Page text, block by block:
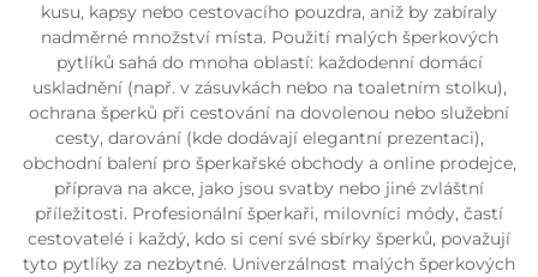
kusu, kapsy nebo cestovacího pouzdra, aniž by zabíraly
nadměrné množství místa. Použití malých šperkových
pytlíků sahá do mnoha oblastí: každodenní domácí
uskladnění (např. v zásuvkách nebo na toaletním stolku),
ochrana šperků při cestování na dovolenou nebo služební
cesty, darování (kde dodávají elegantní prezentaci),
obchodní balení pro šperkařské obchody a online prodejce,
příprava na akce, jako jsou svatby nebo jiné zvláštní
příležitosti. Profesionální šperkaři, milovníci módy, častí
cestovatelé i každý, kdo si cení své sbírky šperků, považují
tyto pytlíky za nezbytné. Univerzálnost malých šperkových